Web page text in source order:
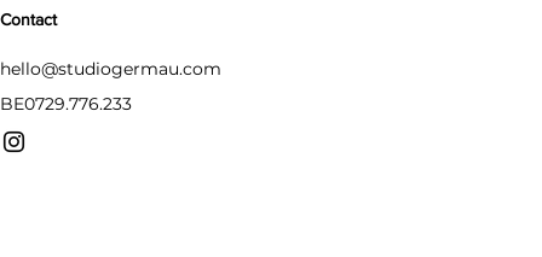
Contact
hello@studiogermau.com
BE0729.776.233